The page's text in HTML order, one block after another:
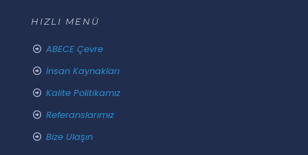
HIZLI MENÜ
ABECE Çevre
İnsan Kaynakları
Kalite Politikamız
Referanslarımız
Bize Ulaşın